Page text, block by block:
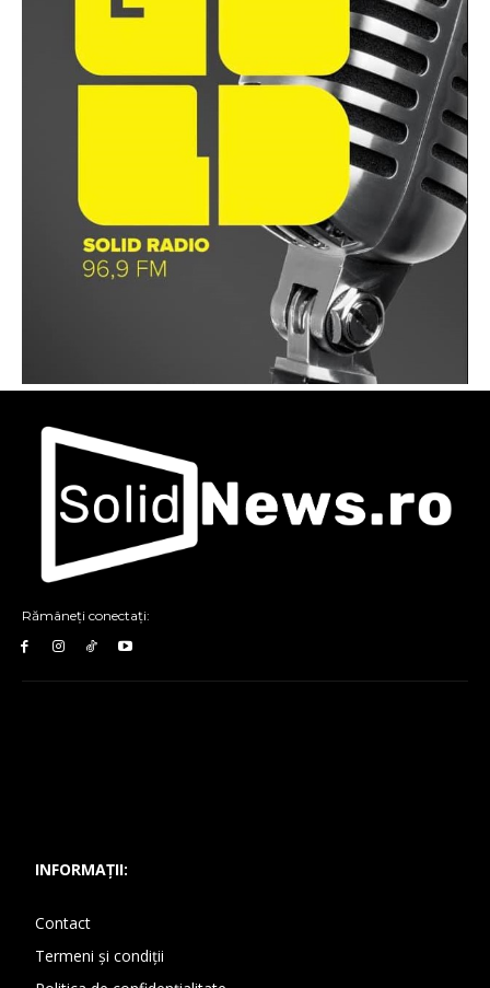
Rămâneți conectați:
INFORMAȚII:
Contact
Termeni și condiții